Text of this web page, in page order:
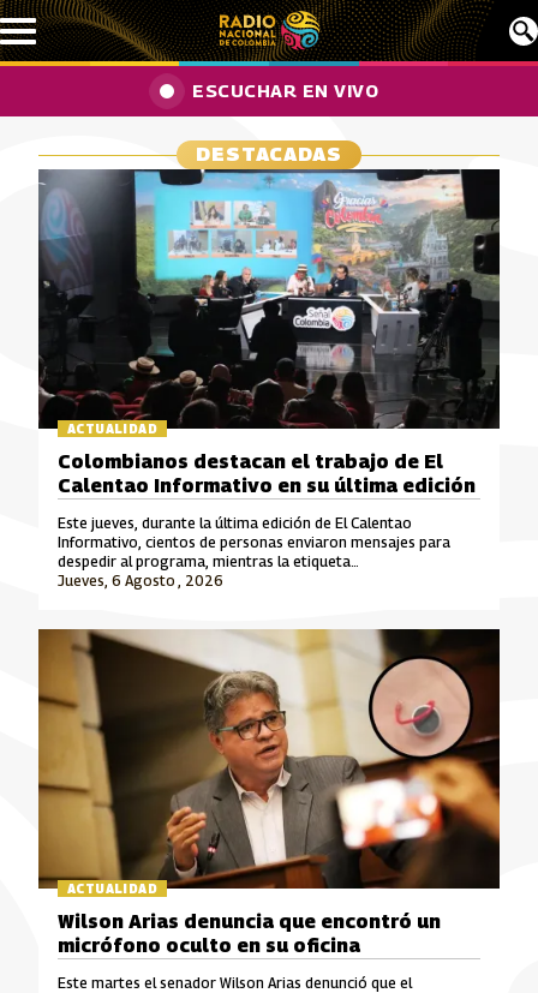
Pasar al contenido principal
ESCUCHAR EN VIVO
DESTACADAS
ACTUALIDAD
Este jueves, durante la última edición de El Calentao
Informativo, cientos de personas enviaron mensajes para
despedir al programa, mientras la etiqueta
#ElCalentaoInformativo se convirtió en tendencia en redes
Jueves, 6 Agosto , 2026
Colombianos destacan el trabajo de El
Calentao Informativo en su última edición
ACTUALIDAD
Wilson Arias denuncia que encontró un
micrófono oculto en su oficina
Este martes el senador Wilson Arias denunció que el